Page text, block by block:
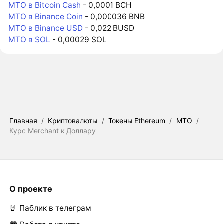
MTO в Bitcoin Cash - 0,0001 BCH
MTO в Binance Coin - 0,000036 BNB
MTO в Binance USD - 0,022 BUSD
MTO в SOL - 0,00029 SOL
Главная / Криптовалюты / Токены Ethereum / MTO /
Курс Merchant к Доллару
О проекте
🤘 Паблик в телеграм